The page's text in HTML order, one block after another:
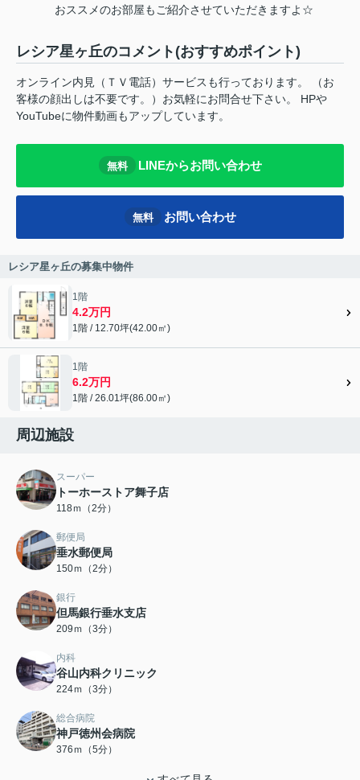
おススメのお部屋もご紹介させていただきますよ☆
レシア星ヶ丘のコメント(おすすめポイント)
オンライン内見（ＴＶ電話）サービスも行っております。 （お
客様の顔出しは不要です。）お気軽にお問合せ下さい。 HPや
YouTubeに物件動画もアップしています。
無料 LINEからお問い合わせ
無料 お問い合わせ
レシア星ヶ丘の募集中物件
1階
4.2万円
1階 / 12.70坪(42.00㎡)
1階
6.2万円
1階 / 26.01坪(86.00㎡)
周辺施設
スーパー
トーホーストア舞子店
118ｍ（2分）
郵便局
垂水郵便局
150ｍ（2分）
銀行
但馬銀行垂水支店
209ｍ（3分）
内科
谷山内科クリニック
224ｍ（3分）
総合病院
神戸徳州会病院
376ｍ（5分）